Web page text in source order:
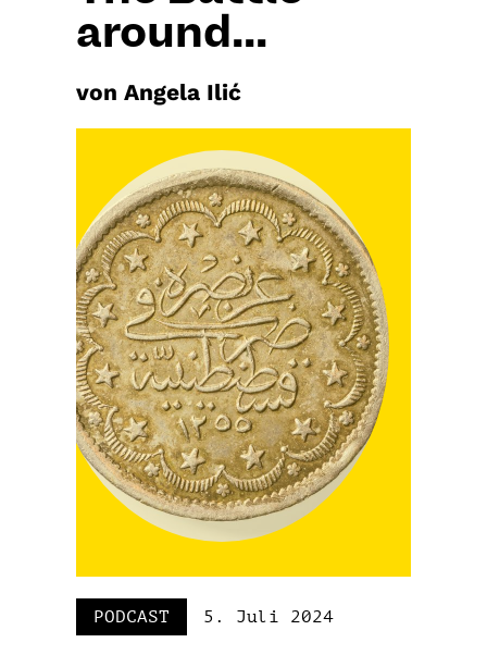
around...
von Angela Ilić
PODCAST 5. Juli 2024